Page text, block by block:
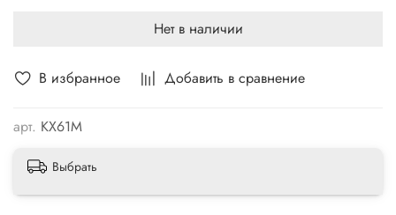
В избранное Добавить в сравнение
арт. KX61M
Нет в наличии
Выбрать